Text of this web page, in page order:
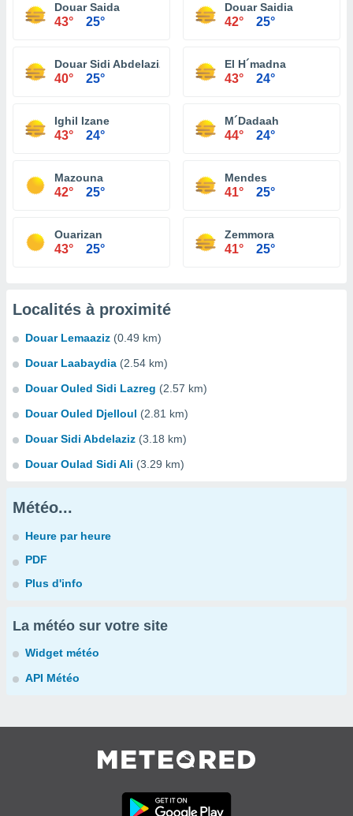
Douar Saida
43° 25°
Douar Saidia
42° 25°
Douar Sidi Abdelaziz
40° 25°
El H´madna
43° 24°
Ighil Izane
43° 24°
M´Dadaah
44° 24°
Mazouna
42° 25°
Mendes
41° 25°
Ouarizan
43° 25°
Zemmora
41° 25°
Localités à proximité
Douar Lemaaziz (0.49 km)
Douar Laabaydia (2.54 km)
Douar Ouled Sidi Lazreg (2.57 km)
Douar Ouled Djelloul (2.81 km)
Douar Sidi Abdelaziz (3.18 km)
Douar Oulad Sidi Ali (3.29 km)
Météo...
Heure par heure
PDF
Plus d'info
La météo sur votre site
Widget météo
API Météo